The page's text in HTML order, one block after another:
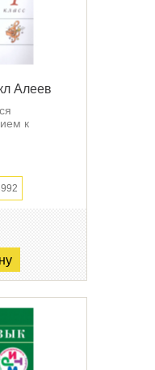
Алеев
к